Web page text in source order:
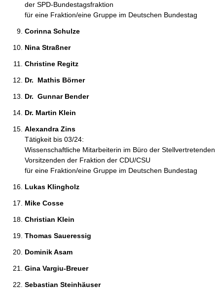
der SPD-Bundestagsfraktion
für eine Fraktion/eine Gruppe im Deutschen Bundestag
Corinna Schulze
Nina Straßner
Christine Regitz
Dr.  Mathis Börner
Dr.  Gunnar Bender
Dr. Martin Klein
Alexandra Zins
Tätigkeit bis 03/24:
Wissenschaftliche Mitarbeiterin im Büro der Stellvertretenden
Vorsitzenden der Fraktion der CDU/CSU
für eine Fraktion/eine Gruppe im Deutschen Bundestag
Lukas Klingholz
Mike Cosse
Christian Klein
Thomas Saueressig
Dominik Asam
Gina Vargiu-Breuer
Sebastian Steinhäuser